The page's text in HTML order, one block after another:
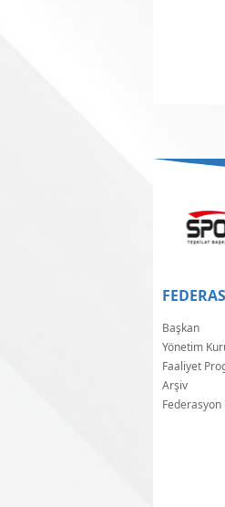
Başkan
Yönetim
Faaliyet
Arşiv
Federasyon